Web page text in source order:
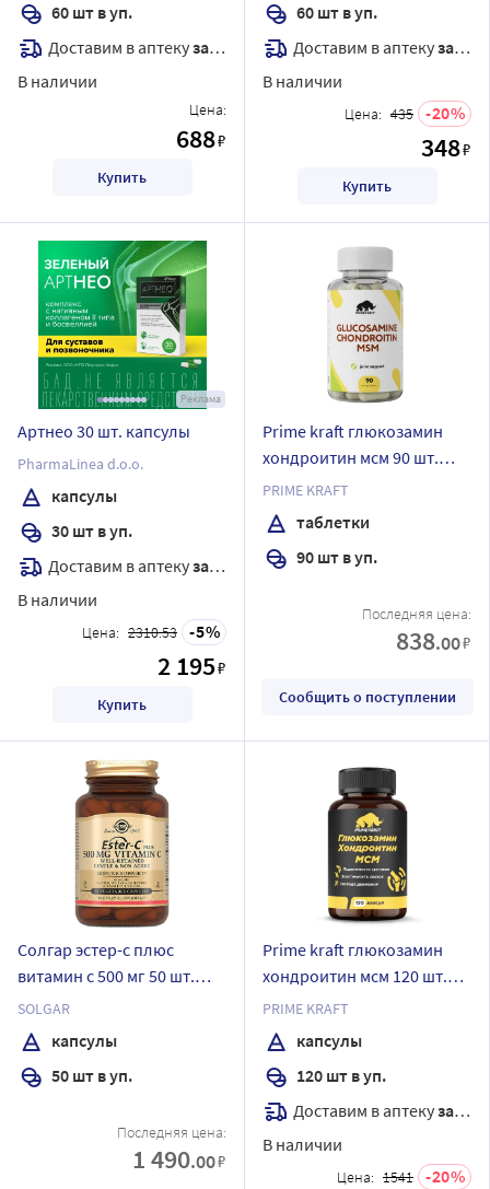
60 шт в уп.
Доставим в аптекузавтра
В наличии
Цена:
688₽
Купить
60 шт в уп.
Доставим в аптекузавтра
В наличии
Цена: 435 20
348₽
Купить
Реклама
Артнео 30 шт. капсулы
PharmaLinea d.o.o.
капсулы
30 шт в уп.
Доставим в аптекузавтра
В наличии
Цена: 2310.53 5
2 195₽
Купить
Prime kraft глюкозамин
хондроитин мсм 90 шт.
таблетки по 1540 мг
PRIME KRAFT
таблетки
90 шт в уп.
Последняя цена:
838.00₽
Сообщить о поступлении
Солгар эстер-с плюс
витамин с 500 мг 50 шт.
капсулы массой 849 мг
SOLGAR
капсулы
50 шт в уп.
Последняя цена:
1 490.00₽
Prime kraft глюкозамин
хондроитин мсм 120 шт.
капсулы массой 970 мг
PRIME KRAFT
капсулы
120 шт в уп.
Доставим в аптекузавтра
В наличии
Цена: 1541 20